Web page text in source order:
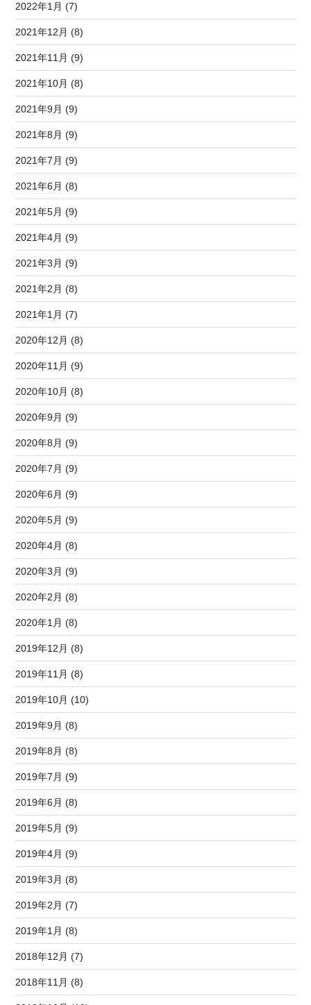
2022年1月 (7)
2021年12月 (8)
2021年11月 (9)
2021年10月 (8)
2021年9月 (9)
2021年8月 (9)
2021年7月 (9)
2021年6月 (8)
2021年5月 (9)
2021年4月 (9)
2021年3月 (9)
2021年2月 (8)
2021年1月 (7)
2020年12月 (8)
2020年11月 (9)
2020年10月 (8)
2020年9月 (9)
2020年8月 (9)
2020年7月 (9)
2020年6月 (9)
2020年5月 (9)
2020年4月 (8)
2020年3月 (9)
2020年2月 (8)
2020年1月 (8)
2019年12月 (8)
2019年11月 (8)
2019年10月 (10)
2019年9月 (8)
2019年8月 (8)
2019年7月 (9)
2019年6月 (8)
2019年5月 (9)
2019年4月 (9)
2019年3月 (8)
2019年2月 (7)
2019年1月 (8)
2018年12月 (7)
2018年11月 (8)